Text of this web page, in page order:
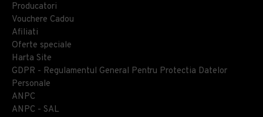
Producatori
Vouchere Cadou
Afiliati
Oferte speciale
Harta Site
GDPR - Regulamentul General Pentru Protectia Datelor
Personale
ANPC
ANPC - SAL